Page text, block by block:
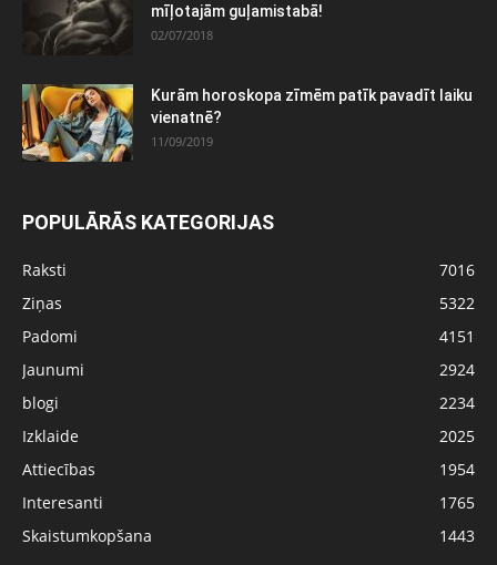
mīļotajām guļamistabā!
02/07/2018
Kurām horoskopa zīmēm patīk pavadīt laiku
vienatnē?
11/09/2019
POPULĀRĀS KATEGORIJAS
Raksti
7016
Ziņas
5322
Padomi
4151
Jaunumi
2924
blogi
2234
Izklaide
2025
Attiecības
1954
Interesanti
1765
Skaistumkopšana
1443